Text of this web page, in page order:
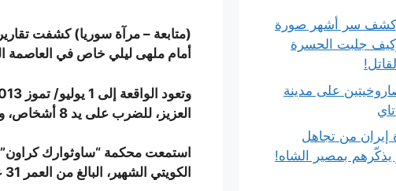
(متابعة – مرآة سوريا) كشفت
أمام ملهى ليلي خاص في العاصمة
العزيز، للضرب على يد 8 أشخاص، وفقد أحد أسنانه، وتعرض لعدد من الكدمات.
استمعت محكمة “ساوثوارك كراون”
الكويتي الشهير، البالغ من العمر 31 عاما، بحسب مجلة “مترو” البريطانية.
سر أشهر صورة
جلبت الحسرة
على مدينة
إيران من تجاهل
بمصير الشاه!